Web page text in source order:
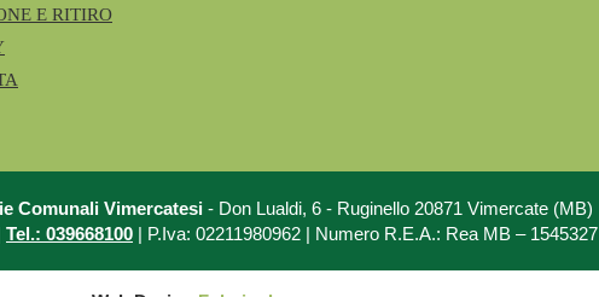
E RITIRO
Comunali Vimercatesi - Don Lualdi, 6 - Ruginello 20871 Vimercate (MB)
Tel.: 039668100 | P.Iva: 02211980962 | Numero R.E.A.: Rea MB – 1545327